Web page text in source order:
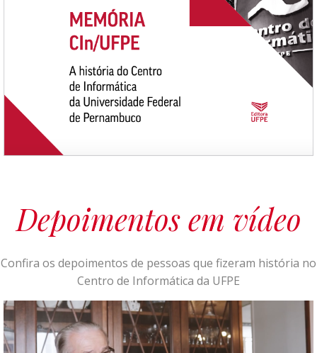
Depoimentos em vídeo
Confira os depoimentos de pessoas que fizeram história no
Centro de Informática da UFPE